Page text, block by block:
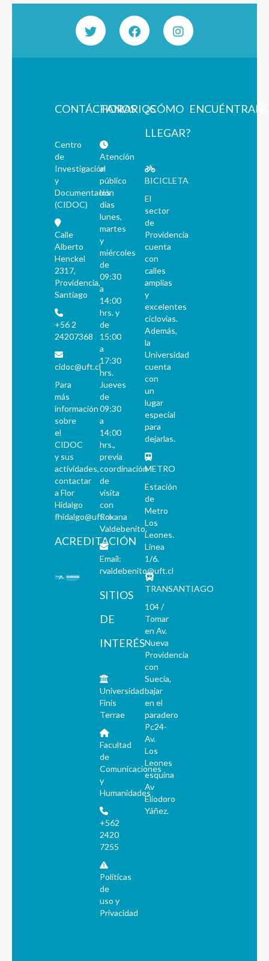
CONTÁCTANOS
Centro
de
Investigación
y
Documentación
(CIDOC)
Calle
Alberto
Henckel
2317,
Providencia,
Santiago
+56 2
24207368
cidoc@uft.cl
Para
más
información
sobre
el
CIDOC
y sus
actividades,
contactar
a Flor
Hidalgo
fhidalgo@uft.cl
ACREDITACIÓN
HORARIOS
Atención
al
público
los
días
lunes,
martes
y
miércoles
de
09:30
a
14:00
hrs. y
de
15:00
a
17:30
hrs.
Jueves
de
09:30
a
14:00
hrs.,
previa
coordinación
de
visita
con
Roxana
Valdebenito.
Email:
rvaldebenito@uft.cl
SITIOS
DE
INTERÉS
Universidad
Finis
Terrae
Facultad
de
Comunicaciones
y
Humanidades
+562
2420
7255
Políticas
de
uso y
Privacidad
¿CÓMO
LLEGAR?
BICICLETA
El
sector
de
Providencia
cuenta
con
calles
amplias
y
excelentes
ciclovías.
Además,
la
Universidad
cuenta
con
un
lugar
especial
para
dejarlas.
METRO
Estación
de
Metro
Los
Leones.
Línea
1/6.
TRANSANTIAGO
104 /
Tomar
en Av.
Nueva
Providencia
con
Suecia,
bajar
en el
paradero
Pc24-
Av.
Los
Leones
esquina
Av
Eliodoro
Yáñez.